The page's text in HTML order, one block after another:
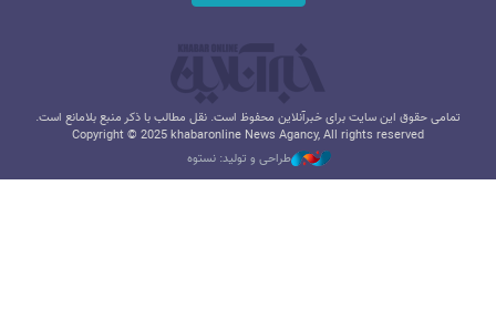
تمامی حقوق این سایت برای خبرآنلاین محفوظ است. نقل مطالب با ذکر منبع بلامانع است.
Copyright © 2025 khabaronline News Agancy, All rights reserved
طراحی و تولید: نستوه